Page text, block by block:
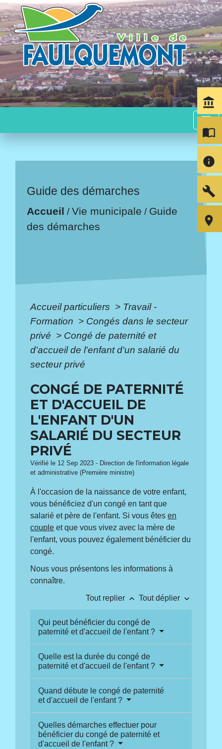
menu
Guide des démarches
Accueil /Vie municipale / Guide
des démarches
Accueil particuliers > Travail -
Formation > Congés dans le secteur
privé > Congé de paternité et
d'accueil de l'enfant d'un salarié du
secteur privé
CONGÉ DE PATERNITÉ
ET D'ACCUEIL DE
L'ENFANT D'UN
SALARIÉ DU SECTEUR
PRIVÉ
Vérifié le 12 Sep 2023 - Direction de l'information légale
et administrative (Première ministre)
À l'occasion de la naissance de votre enfant,
vous bénéficiez d'un congé en tant que
salarié et père de l'enfant. Si vous êtesen
couple et que vous vivez avec la mère de
l'enfant, vous pouvez également bénéficier du
congé.
Nous vous présentons les informations à
connaître.
Tout replier keyboard_arrow_up Tout déplier keyboard_arrow_down
Qui peut bénéficier du congé de
paternité et d'accueil de l'enfant ?
Quelle est la durée du congé de
paternité et d'accueil de l'enfant ?
Quand débute le congé de paternité
et d'accueil de l'enfant ?
Quelles démarches effectuer pour
bénéficier du congé de paternité et
d'accueil de l'enfant ?
account_balance
import_contacts
info
build
room